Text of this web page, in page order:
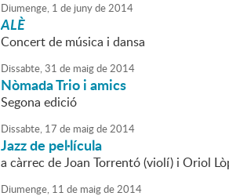
Diumenge, 1 de junyde2014
ALÈ
Concert de música i dansa
Dissabte,31 de maigde2014
Nòmada Trio i amics
Segona edició
Dissabte, 17 de maigde2014
Jazz de pel·lícula
a càrrec de Joan Torrentó (violí) i Oriol
Diumenge, 11 de maigde2014